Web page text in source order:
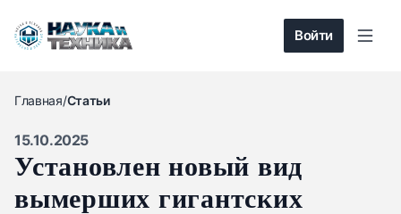
Войти
Главная/Статьи
15.10.2025
Установлен новый вид
вымерших гигантских